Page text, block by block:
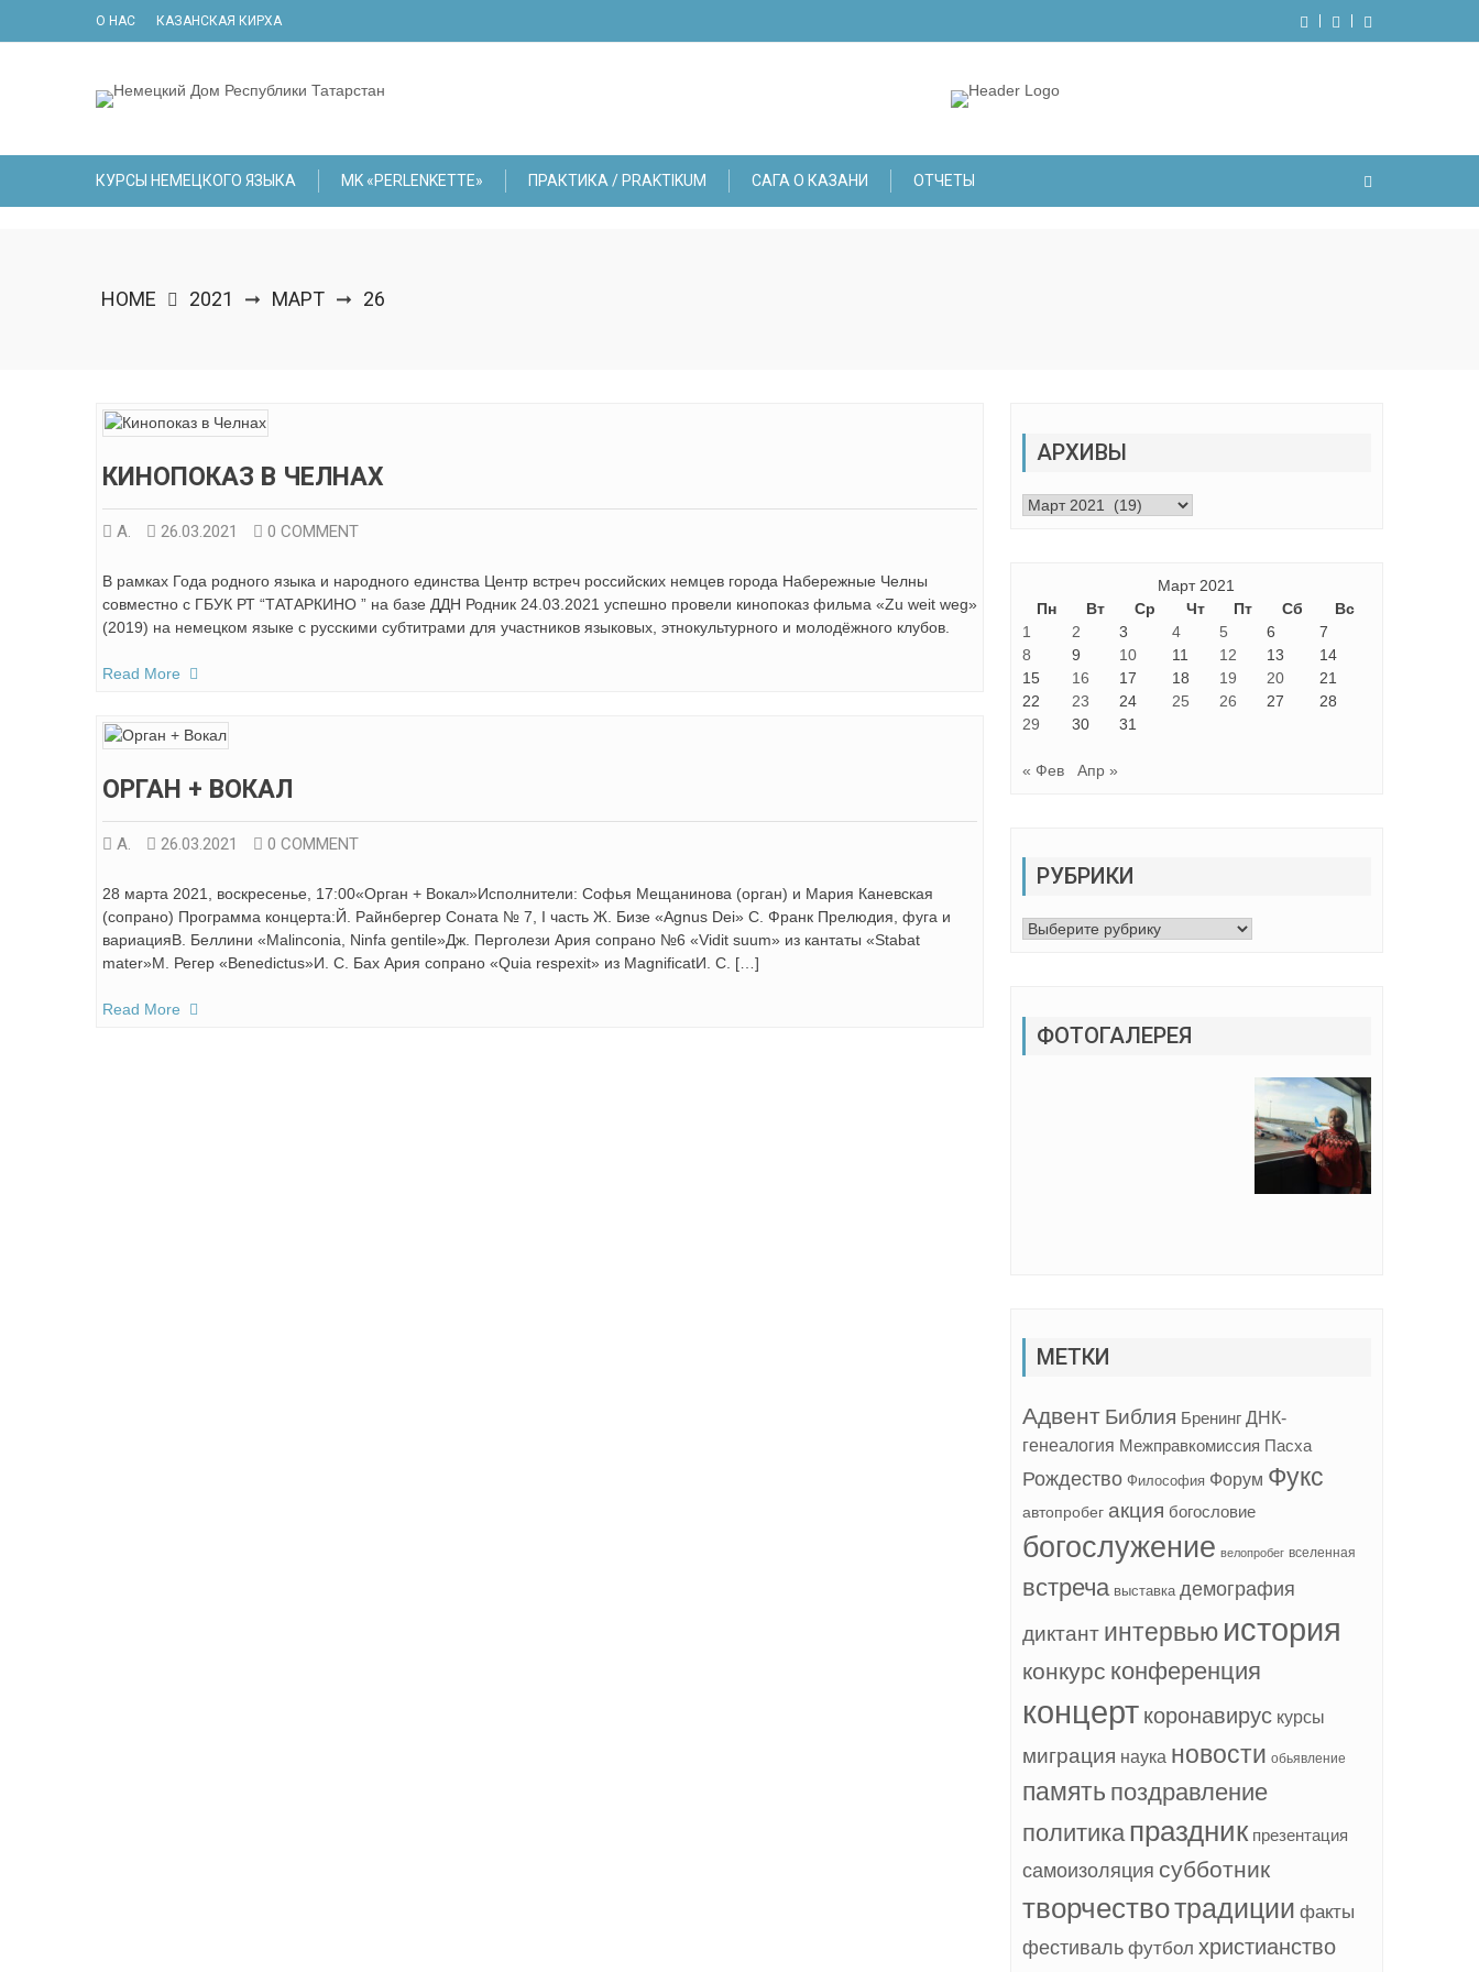
О НАС КАЗАНСКАЯ КИРХА
КУРСЫ НЕМЕЦКОГО ЯЗЫКА МK «PERLENKETTE» ПРАКТИКА / PRAKTIKUM САГА О КАЗАНИ ОТЧЕТЫ
HOME 2021 ➞ МАРТ ➞ 26
КИНОПОКАЗ В ЧЕЛНАХ
А. 26.03.2021 0 COMMENT
В рамках Года родного языка и народного единства Центр встреч российских немцев города Набережные Челны
совместно с ГБУК РТ “ТАТАРКИНО ” на базе ДДН Родник 24.03.2021 успешно провели кинопоказ фильма «Zu weit weg»
(2019) на немецком языке с русскими субтитрами для участников языковых, этнокультурного и молодёжного клубов.
Read More
ОРГАН + ВОКАЛ
А. 26.03.2021 0 COMMENT
28 марта 2021, воскресенье, 17:00«Орган + Вокал»Исполнители: Софья Мещанинова (орган) и Мария Каневская
(сопрано) Программа концерта:Й. Райнбергер Соната № 7, I часть Ж. Бизе «Agnus Dei» С. Франк Прелюдия, фуга и
вариацияВ. Беллини «Malinconia, Ninfa gentile»Дж. Перголези Ария сопрано №6 «Vidit suum» из кантаты «Stabat
mater»М. Регер «Benedictus»И. С. Бах Ария сопрано «Quia respexit» из MagnificatИ. С. […]
Read More
АРХИВЫ
Архивы
Март 2021
Пн
Вт Ср Чт Пт Сб
Вс
1
2 3 4 5 6
7
8
9 10 11 12 13
14
15
16 17 18 19 20
21
22
23 24 25 26 27
28
29
30 31
« Фев Апр »
РУБРИКИ
Рубрики
ФОТОГАЛЕРЕЯ
МЕТКИ
Адвент Библия Бренинг ДНК-
генеалогия Межправкомиссия Пасха
Рождество Философия Форум Фукс
автопробег акция богословие
богослужение велопробег вселенная
встреча выставка демография
диктант интервью история
конкурс конференция
концерт коронавирус курсы
миграция наука новости обьявление
память поздравление
политика праздник презентация
самоизоляция субботник
творчествотрадиции факты
фестиваль футбол христианство